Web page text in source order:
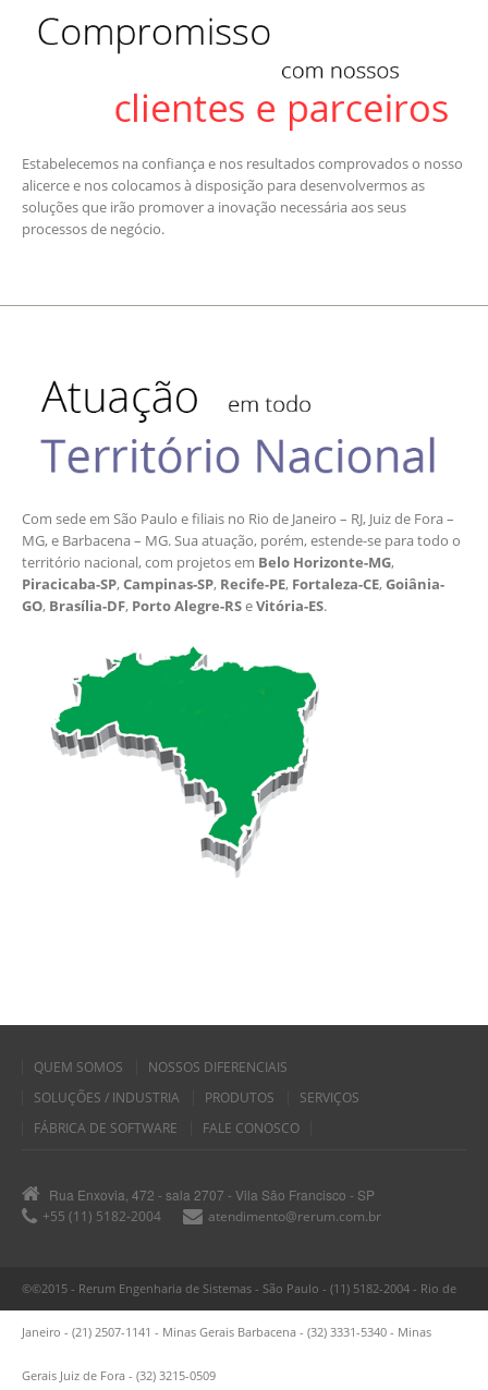
Estabelecemos na confiança e nos resultados comprovados o nosso
alicerce e nos colocamos à disposição para desenvolvermos as
soluções que irão promover a inovação necessária aos seus
processos de negócio.
Com sede em São Paulo e filiais no Rio de Janeiro – RJ, Juiz de Fora –
MG, e Barbacena – MG. Sua atuação, porém, estende-se para todo o
território nacional, com projetos em Belo Horizonte-MG,
Piracicaba-SP,Campinas-SP, Recife-PE, Fortaleza-CE,Goiânia-
GO, Brasília-DF, Porto Alegre-RSeVitória-ES.
QUEM SOMOS
NOSSOS DIFERENCIAIS
SOLUÇÕES / INDUSTRIA
PRODUTOS
SERVIÇOS
FÁBRICA DE SOFTWARE
FALE CONOSCO
Rua Enxovia, 472 - sala 2707 - Vila São Francisco - SP
+55 (11) 5182-2004
atendimento@rerum.com.br
©©2015 - Rerum Engenharia de Sistemas - São Paulo - (11) 5182-2004 - Rio de
Janeiro - (21) 2507-1141 - Minas Gerais Barbacena - (32) 3331-5340 - Minas
Gerais Juiz de Fora - (32) 3215-0509